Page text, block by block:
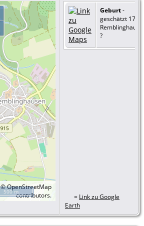
©OpenStreetMap
contributors.
500 m
Geburt-
geschätzt 1750
?
= Link zu Google
Earth